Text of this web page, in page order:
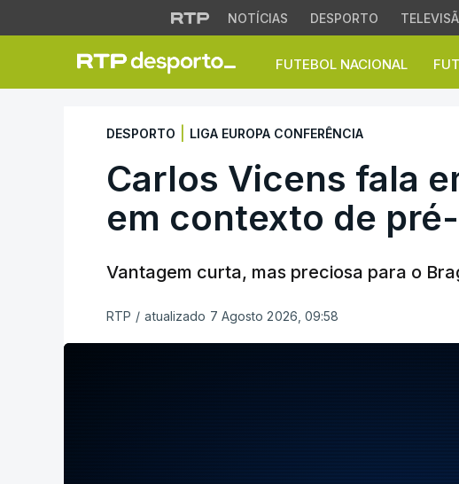
NOTÍCIAS DESPORTO
FUTEBOL NACIONAL
Liga Europa
DESPORTO LIGA EUROPA CONFERÊNCIA
Carlos Vicens fala
em contexto de
Vantagem curta, mas preciosa para o
RTP / atualizado 7 Agosto 2026, 09:58